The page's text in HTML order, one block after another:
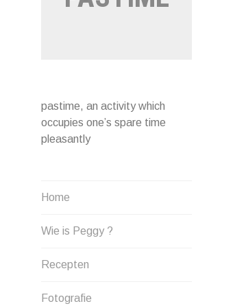
pastime, an activity which
occupies one’s spare time
pleasantly
Home
Wie is Peggy ?
Recepten
Fotografie